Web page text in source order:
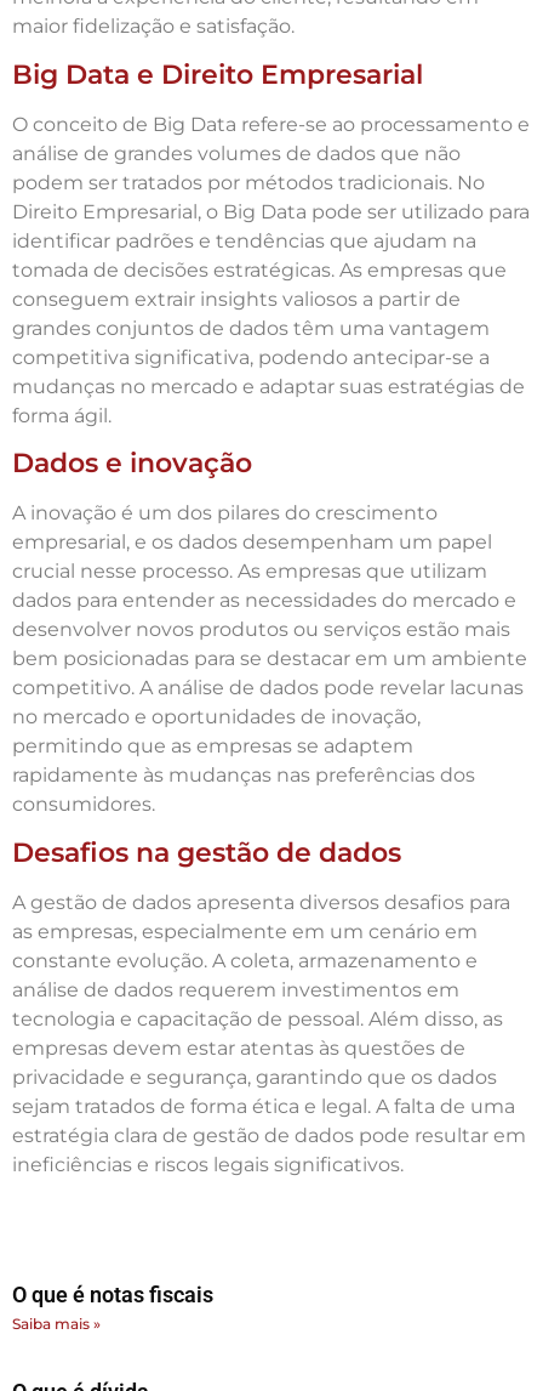
maior fidelização e satisfação.
Big Data e Direito Empresarial
O conceito de Big Data refere-se ao processamento e
análise de grandes volumes de dados que não
podem ser tratados por métodos tradicionais. No
Direito Empresarial, o Big Data pode ser utilizado para
identificar padrões e tendências que ajudam na
tomada de decisões estratégicas. As empresas que
conseguem extrair insights valiosos a partir de
grandes conjuntos de dados têm uma vantagem
competitiva significativa, podendo antecipar-se a
mudanças no mercado e adaptar suas estratégias de
forma ágil.
Dados e inovação
A inovação é um dos pilares do crescimento
empresarial, e os dados desempenham um papel
crucial nesse processo. As empresas que utilizam
dados para entender as necessidades do mercado e
desenvolver novos produtos ou serviços estão mais
bem posicionadas para se destacar em um ambiente
competitivo. A análise de dados pode revelar lacunas
no mercado e oportunidades de inovação,
permitindo que as empresas se adaptem
rapidamente às mudanças nas preferências dos
consumidores.
Desafios na gestão de dados
A gestão de dados apresenta diversos desafios para
as empresas, especialmente em um cenário em
constante evolução. A coleta, armazenamento e
análise de dados requerem investimentos em
tecnologia e capacitação de pessoal. Além disso, as
empresas devem estar atentas às questões de
privacidade e segurança, garantindo que os dados
sejam tratados de forma ética e legal. A falta de uma
estratégia clara de gestão de dados pode resultar em
ineficiências e riscos legais significativos.
O que é notas fiscais
Saiba mais »